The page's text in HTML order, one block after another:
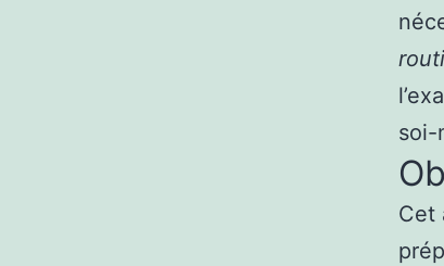
soi-
Cet